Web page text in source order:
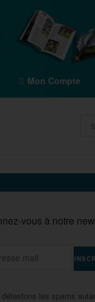
Mon Compte
vous à notre
détestons les spams